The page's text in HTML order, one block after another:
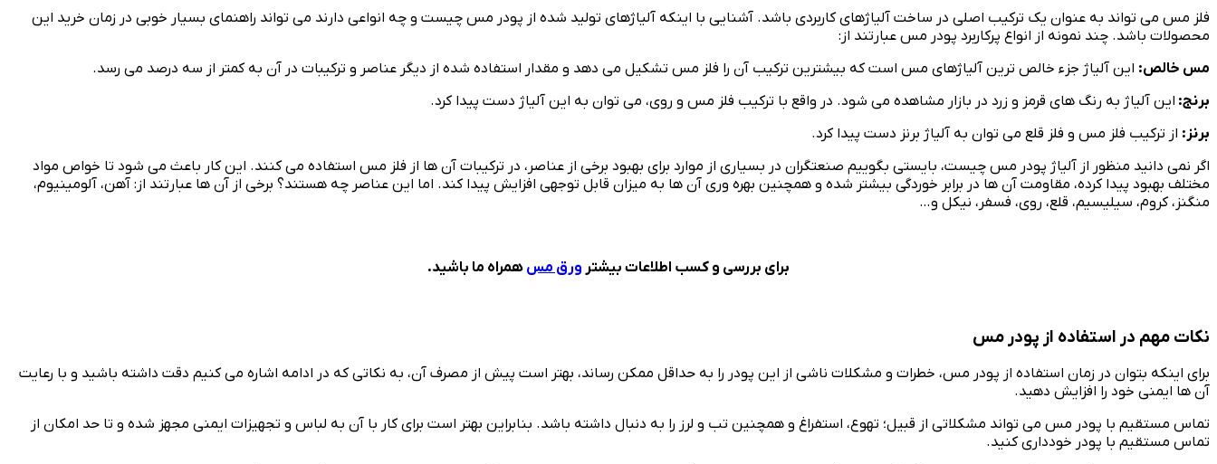
فلز مس می تواند به عنوان یک ترکیب اصلی در ساخت آلیاژهای کاربردی باشد. آشنایی با اینکه آلیاژهای تولید شده از پودر مس چیست و چه انواعی دارند می تواند راهنمای بسیار خوبی در زمان خرید این
محصولات باشد. چند نمونه از انواع پرکاربرد پودر مس عبارتند از:
مس خالص: این آلیاژ جزء خالص ترین آلیاژهای مس است که بیشترین ترکیب آن را فلز مس تشکیل می دهد و مقدار استفاده شده از دیگر عناصر و ترکیبات در آن به کمتر از سه درصد می رسد.
برنج: این آلیاژ به رنگ های قرمز و زرد در بازار مشاهده می شود. در واقع با ترکیب فلز مس و روی، می توان به این آلیاژ دست پیدا کرد.
برنز: از ترکیب فلز مس و فلز قلع می توان به آلیاژ برنز دست پیدا کرد.
اگر نمی دانید منظور از آلیاژ پودر مس چیست، بایستی بگوییم صنعتگران در بسیاری از موارد برای بهبود برخی از عناصر، در ترکیبات آن ها از فلز مس استفاده می کنند. این کار باعث می شود تا خواص مواد
مختلف بهبود پیدا کرده، مقاومت آن ها در برابر خوردگی بیشتر شده و همچنین بهره وری آن ها به میزان قابل توجهی افزایش پیدا کند. اما این عناصر چه هستند؟ برخی از آن ها عبارتند از: آهن، آلومینیوم،
منگنز، کروم، سیلیسیم، قلع، روی، فسفر، نیکل و…
برای بررسی و کسب اطلاعات بیشتر ورق مس همراه ما باشید.
نکات مهم در استفاده از پودر مس
برای اینکه بتوان در زمان استفاده از پودر مس، خطرات و مشکلات ناشی از این پودر را به حداقل ممکن رساند، بهتر است پیش از مصرف آن، به نکاتی که در ادامه اشاره می کنیم دقت داشته باشید و با رعایت
آن ها ایمنی خود را افزایش دهید.
تماس مستقیم با پودر مس می تواند مشکلاتی از قبیل؛ تهوع، استفراغ و همچنین تب و لرز را به دنبال داشته باشد. بنابراین بهتر است برای کار با آن به لباس و تجهیزات ایمنی مجهز شده و تا حد امکان از
تماس مستقیم با پودر خودداری کنید.